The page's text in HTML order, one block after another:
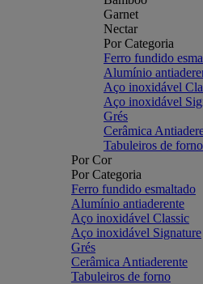
Garnet
Nectar
Por Categoria
Ferro fundido
Alumínio
Aço inoxidável
Aço inoxidável
Grés
Cerâmica
Tabuleiros de forno
Por Cor
Por Categoria
Ferro fundido esmaltado
Alumínio antiaderente
Aço inoxidável Classic
Aço inoxidável Signature
Grés
Cerâmica Antiaderente
Tabuleiros de forno